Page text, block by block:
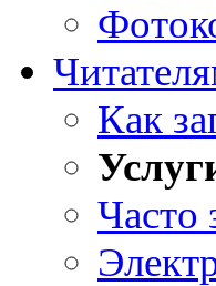
Как
Часто